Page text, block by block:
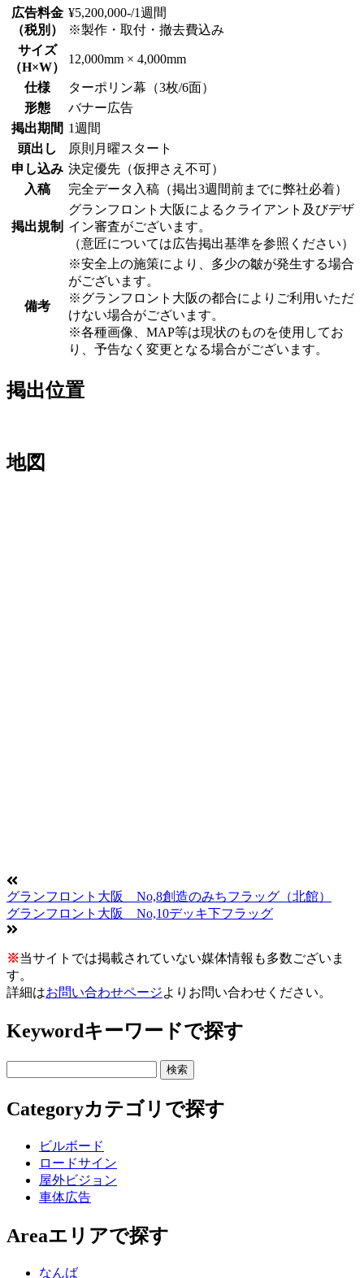
広告料金
（税別）
¥5,200,000-/1週間
※製作・取付・撤去費込み
サイズ
（H×W）
12,000mm × 4,000mm
仕様
ターポリン幕（3枚/6面）
形態
バナー広告
掲出期間 1週間
頭出し
原則月曜スタート
申し込み 決定優先（仮押さえ不可）
入稿
完全データ入稿（掲出3週間前までに弊社必着）
掲出規制
グランフロント大阪によるクライアント及びデザ
イン審査がございます。
（意匠については広告掲出基準を参照ください）
備考
※安全上の施策により、多少の皺が発生する場合
がございます。
※グランフロント大阪の都合によりご利用いただ
けない場合がございます。
※各種画像、MAP等は現状のものを使用してお
り、予告なく変更となる場合がございます。
掲出位置
地図
グランフロント大阪 No,8創造のみちフラッグ（北館）
グランフロント大阪 No,10デッキ下フラッグ
※当サイトでは掲載されていない媒体情報も多数ございま
す。
詳細はお問い合わせページよりお問い合わせください。
Keywordキーワードで探す
Categoryカテゴリで探す
ビルボード
ロードサイン
屋外ビジョン
車体広告
Areaエリアで探す
なんば